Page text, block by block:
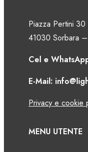
Piazza Pertini 30
41030 Sorbara
Cel e
E-Mail:
Privacy e cookie
MENU UTENTE